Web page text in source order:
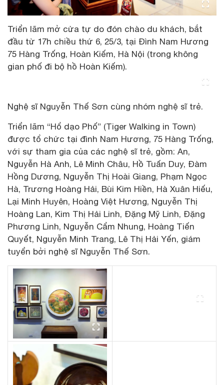
Triển lãm mở cửa tự do đón chào du khách, bắt
đầu từ 17h chiều thứ 6, 25/3, tại Đình Nam Hương
75 Hàng Trống, Hoàn Kiếm, Hà Nội (trong không
gian phố đi bộ hồ Hoàn Kiếm).
Nghệ sĩ Nguyễn Thế Sơn cùng nhóm nghệ sĩ trẻ.
Triển lãm “Hổ dạo Phố” (Tiger Walking in Town)
được tổ chức tại đình Nam Hương, 75 Hàng Trống,
với sự tham gia của các nghệ sĩ trẻ, gồm: An,
Nguyễn Hà Anh, Lê Minh Châu, Hồ Tuấn Duy, Đàm
Hồng Dương, Nguyễn Thị Hoài Giang, Phạm Ngọc
Hà, Trương Hoàng Hải, Bùi Kim Hiền, Hà Xuân Hiếu,
Lại Minh Huyên, Hoàng Việt Hương, Nguyễn Thị
Hoàng Lan, Kim Thị Hải Linh, Đặng Mỹ Linh, Đặng
Phương Linh, Nguyễn Cẩm Nhung, Hoàng Tiến
Quyết, Nguyễn Minh Trang, Lê Thị Hải Yến, giám
tuyển bởi nghệ sĩ Nguyễn Thế Sơn.